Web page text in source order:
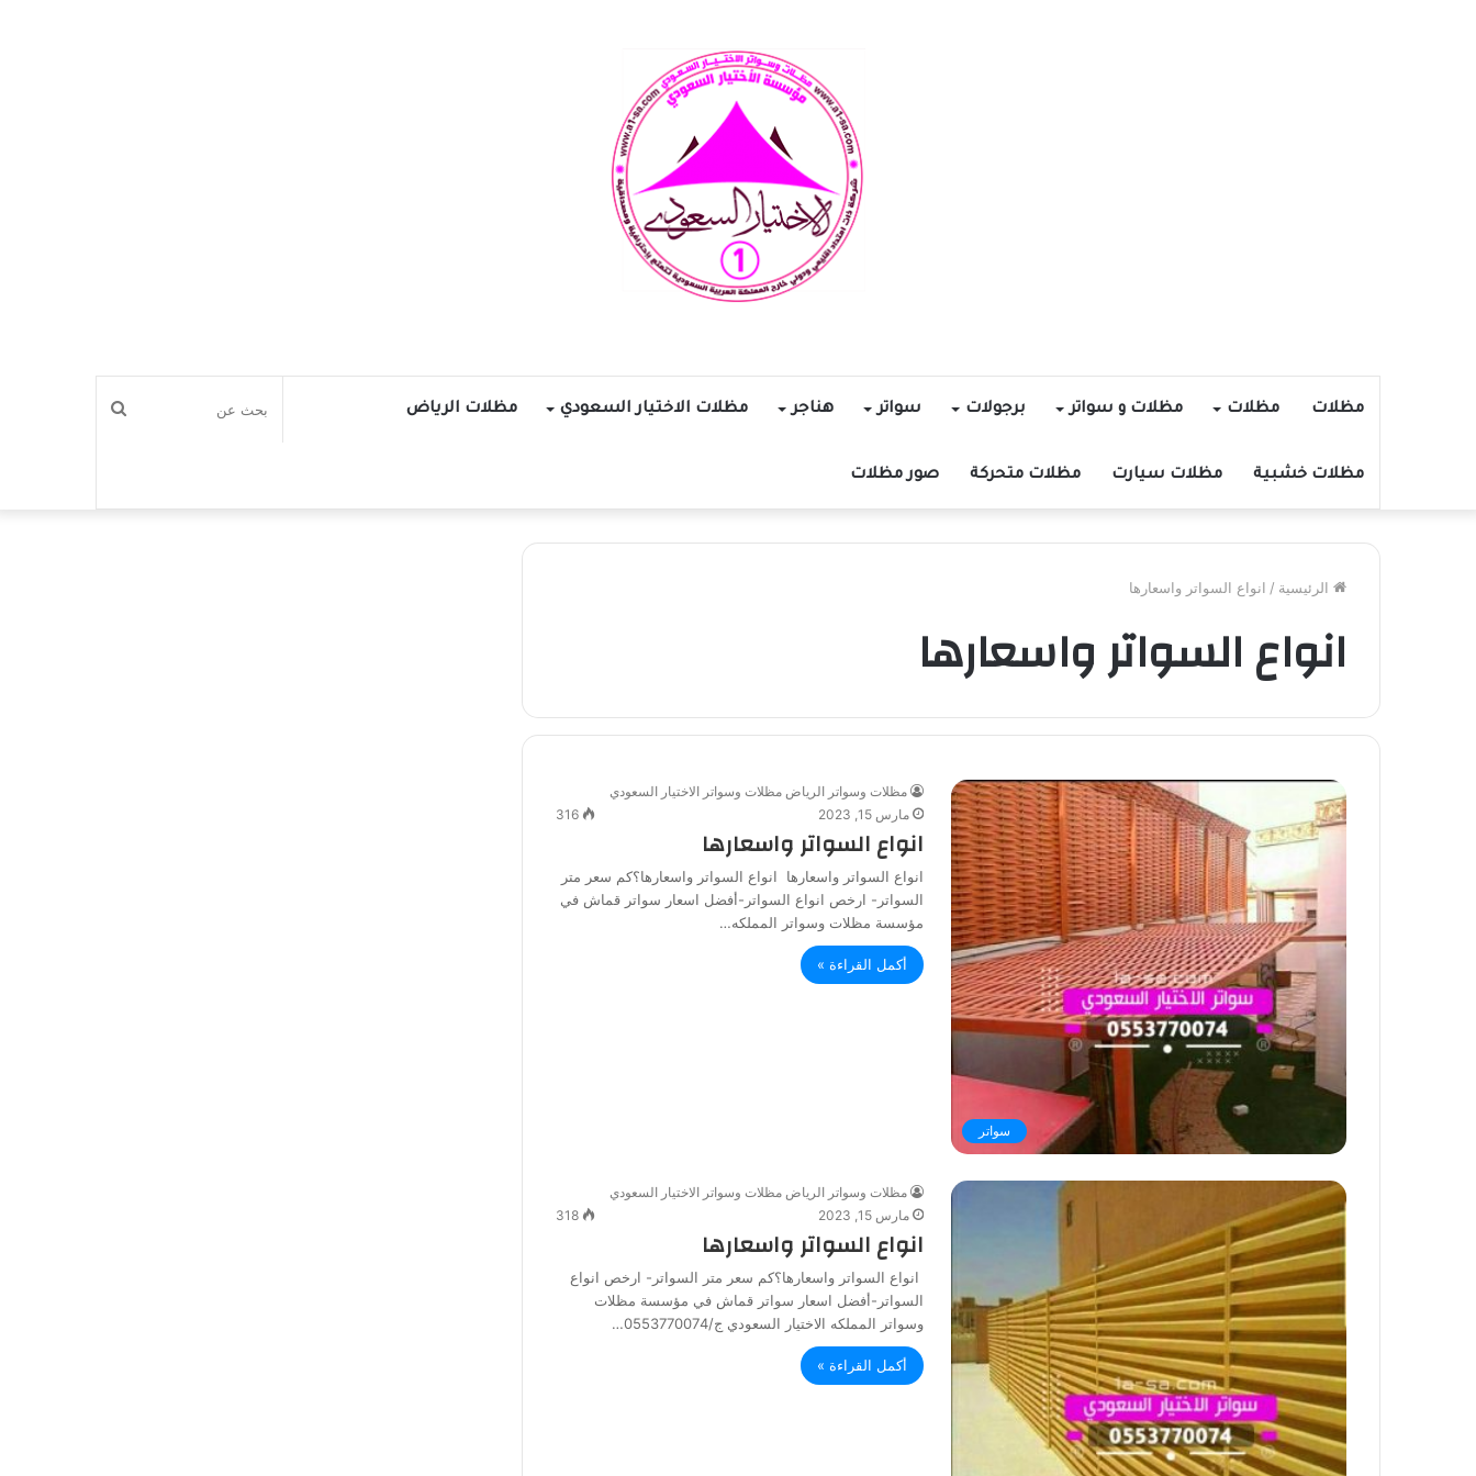
مظلات مظلات مظلات و سواتر برجولات سواتر هناجر مظلات الاختيار السعودي مظلات الرياض
مظلات خشبية مظلات سيارت مظلات متحركة صور مظلات
بحث
الرئيسية / انواع السواتر واسعارها
انواع السواتر واسعارها
سواتر
مظلات وسواتر الرياض مظلات وسواتر الاختيار السعودي
مارس 15, 2023
316
انواع السواتر واسعارها
انواع السواتر واسعارها انواع السواتر واسعارها؟كم سعر متر
السواتر- ارخص انواع السواتر-أفضل اسعار سواتر قماش في
مؤسسة مظلات وسواتر المملكه…
أكمل القراءة »
مظلات وسواتر الرياض مظلات وسواتر الاختيار السعودي
مارس 15, 2023
318
انواع السواتر واسعارها
انواع السواتر واسعارها؟كم سعر متر السواتر- ارخص انواع
السواتر-أفضل اسعار سواتر قماش في مؤسسة مظلات
وسواتر المملكه الاختيار السعودي ج/0553770074…
أكمل القراءة »